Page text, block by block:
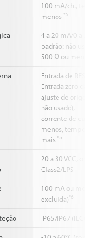
100 mA/ch.,
menos *5
4 a 20 mA/0 a
padrão: não
500 Ω ou
Entrada de
Entrada zero
ajuste de
não usado),
corrente de
menos,
mais *5
20 a 30 VCC,
Class2/LPS
100 mA ou
excluída) *6
IP65/IP67